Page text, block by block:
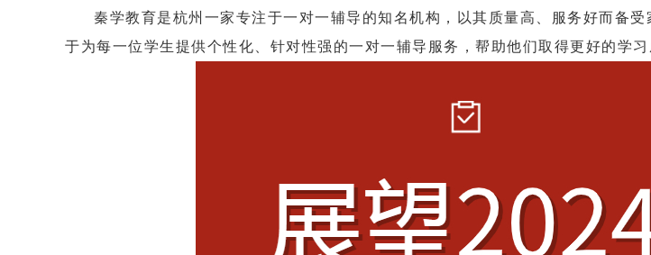
秦学教育是杭州一家专注于一对一辅导的知名机构，以其质量高、服务好而备
于为每一位学生提供个性化、针对性强的一对一辅导服务，帮助他们取得更好的学习